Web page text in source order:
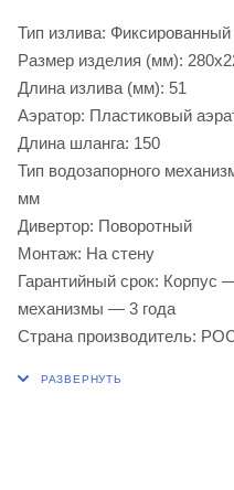
Тип излива: Фиксированный
Размер изделия (мм):
Длина излива (мм): 51
Аэратор: Пластиковый
Длина шланга: 150
Тип водозапорного
мм
Дивертор: Поворотный
Монтаж: На стену
Гарантийный срок: Корпус
механизмы — 3 года
Страна производитель: